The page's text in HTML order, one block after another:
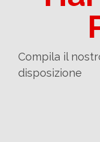
Compila il
disposizione